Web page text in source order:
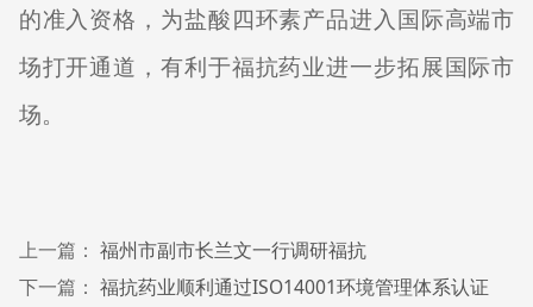
的准入资格，为盐酸四环素产品进入国际高端市
场打开通道，有利于福抗药业进一步拓展国际市
场。
上一篇： 福州市副市长兰文一行调研福抗
下一篇： 福抗药业顺利通过ISO14001环境管理体系认证